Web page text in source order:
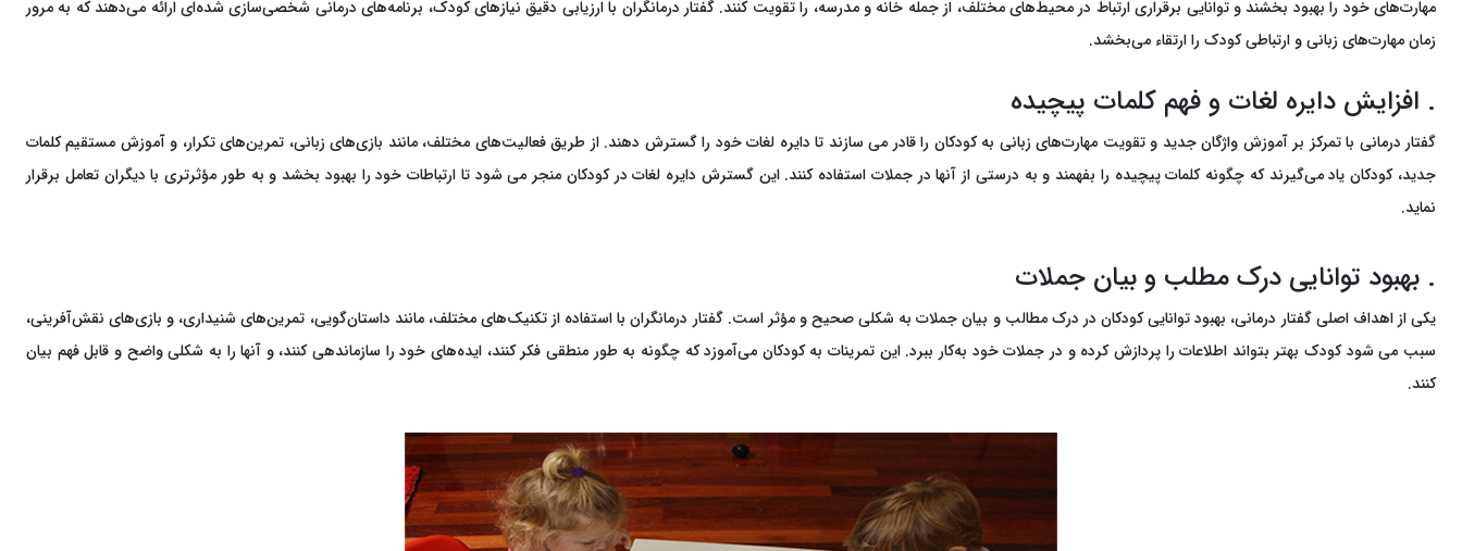
مهارت‌های خود را بهبود بخشند و توانایی برقراری ارتباط در محیط‌های مختلف، از جمله خانه و مدرسه، را تقویت کنند. گفتار درمانگران با ارزیابی دقیق نیازهای کودک، برنامه‌های درمانی شخصی‌سازی شده‌ای ارائه می‌دهند که به مرور
زمان مهارت‌های زبانی و ارتباطی کودک را ارتقاء می‌بخشد.
. افزایش دایره لغات و فهم کلمات پیچیده
گفتار درمانی با تمرکز بر آموزش واژگان جدید و تقویت مهارت‌های زبانی به کودکان را قادر می سازند تا دایره لغات خود را گسترش دهند. از طریق فعالیت‌های مختلف، مانند بازی‌های زبانی، تمرین‌های تکرار، و آموزش مستقیم کلمات
جدید، کودکان یاد می‌گیرند که چگونه کلمات پیچیده را بفهمند و به درستی از آنها در جملات استفاده کنند. این گسترش دایره لغات در کودکان منجر می شود تا ارتباطات خود را بهبود بخشد و به طور مؤثرتری با دیگران تعامل برقرار
نماید.
. بهبود توانایی درک مطلب و بیان جملات
یکی از اهداف اصلی گفتار درمانی، بهبود توانایی کودکان در درک مطالب و بیان جملات به شکلی صحیح و مؤثر است. گفتار درمانگران با استفاده از تکنیک‌های مختلف، مانند داستان‌گویی، تمرین‌های شنیداری، و بازی‌های نقش‌آفرینی،
سبب می شود کودک بهتر بتواند اطلاعات را پردازش کرده و در جملات خود به‌کار ببرد. این تمرینات به کودکان می‌آموزد که چگونه به طور منطقی فکر کنند، ایده‌های خود را سازماندهی کنند، و آنها را به شکلی واضح و قابل فهم بیان
کنند.